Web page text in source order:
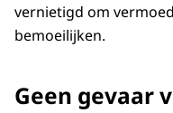
vernietigd om
bemoeilijken.
Geen gevaar